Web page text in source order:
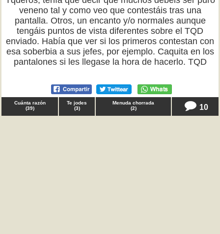
veneno tal y como veo que contestáis tras una
pantalla. Otros, un encanto y/o normales aunque
tengáis puntos de vista diferentes sobre el TQD
enviado. Había que ver si los primeros contestan con
esa soberbia a sus jefes, por ejemplo. Caquita en los
pantalones si les llegase la hora de hacerlo. TQD
Cuánta razón
(39)
Te jodes
(3)
Menuda chorrada
(2) 10